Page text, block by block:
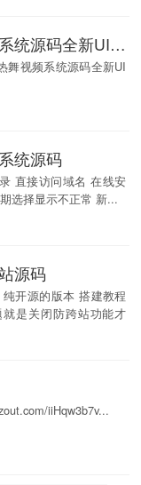
随机小姐姐热舞视频系统源码全新UI带后台版v5.0
统源码
直接访问域名 在线安
选择显示不正常 新...
源码
开源的版本 搭建教程
是关闭防跨站功能才
iiHqw3b7v...